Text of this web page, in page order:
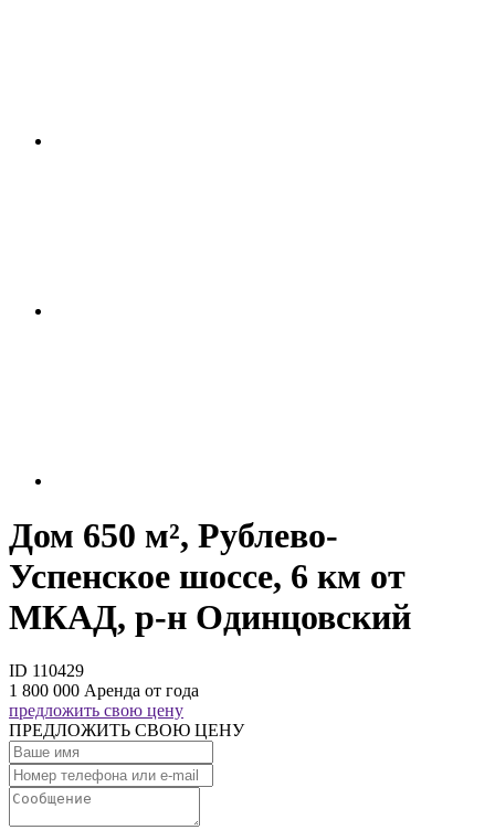
Дом 650 м², Рублево-
Успенское шоссе, 6 км от
МКАД, р-н Одинцовский
ID 110429
1 800 000 Аренда от года
предложить свою цену
ПРЕДЛОЖИТЬ СВОЮ ЦЕНУ